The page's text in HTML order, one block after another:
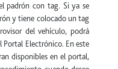
padrón con tag. Si ya se
y tiene colocado un tag
del vehículo, podrá
Portal Electrónico. En este
disponibles en el portal,